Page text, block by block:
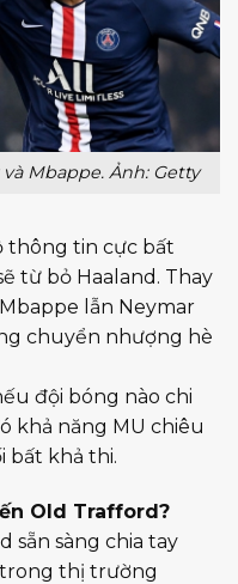
Mbappe. Ảnh: Getty
thông tin cực bất
từ bỏ Haaland. Thay
lẫn Neymar
chuyển nhượng hè
đội bóng nào chi
khả năng MU chiêu
bất khả thi.
Old Trafford?
sẵn sàng chia tay
trong thị trường